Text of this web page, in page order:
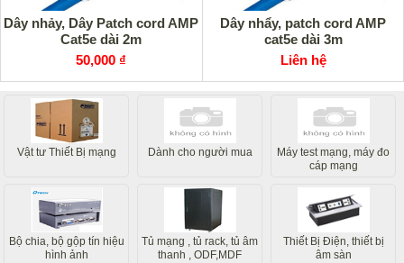
Dây nhảy, Dây Patch cord AMP
Cat5e dài 2m
50,000 ₫
Dây nhẩy, patch cord AMP
cat5e dài 3m
Liên hệ
Vật tư Thiết Bị mạng Dành cho người mua
Máy test mạng, máy đo
cáp mạng
Bộ chia, bộ gộp tín hiệu
hình ảnh
Tủ mạng , tủ rack, tủ âm
thanh , ODF,MDF
Thiết Bị Điện, thiết bị
âm sàn